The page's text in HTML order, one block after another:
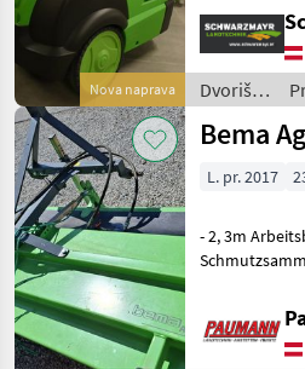
Nova naprava
temperaturo
140° - z
sistemom za
20-me
Dvoriščna
/ IPC
Bema
L. pr. 2017
- 2, 3m
(Seilzug) - 3-
Anhängung -
schwenkbar